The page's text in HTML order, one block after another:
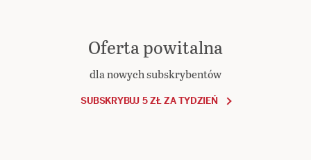
Oferta powitalna
dla nowych subskrybentów
SUBSKRYBUJ 5 ZŁ ZA TYDZIEŃ